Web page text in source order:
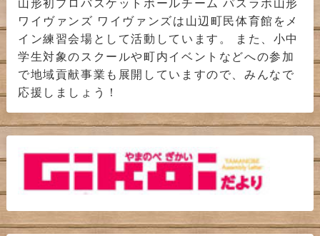
山形初プロバスケットボールチーム パスラボ山形
ワイヴァンズ ワイヴァンズは山辺町民体育館をメ
イン練習会場として活動しています。 また、小中
学生対象のスクールや町内イベントなどへの参加
で地域貢献事業も展開していますので、みんなで
応援しましょう！